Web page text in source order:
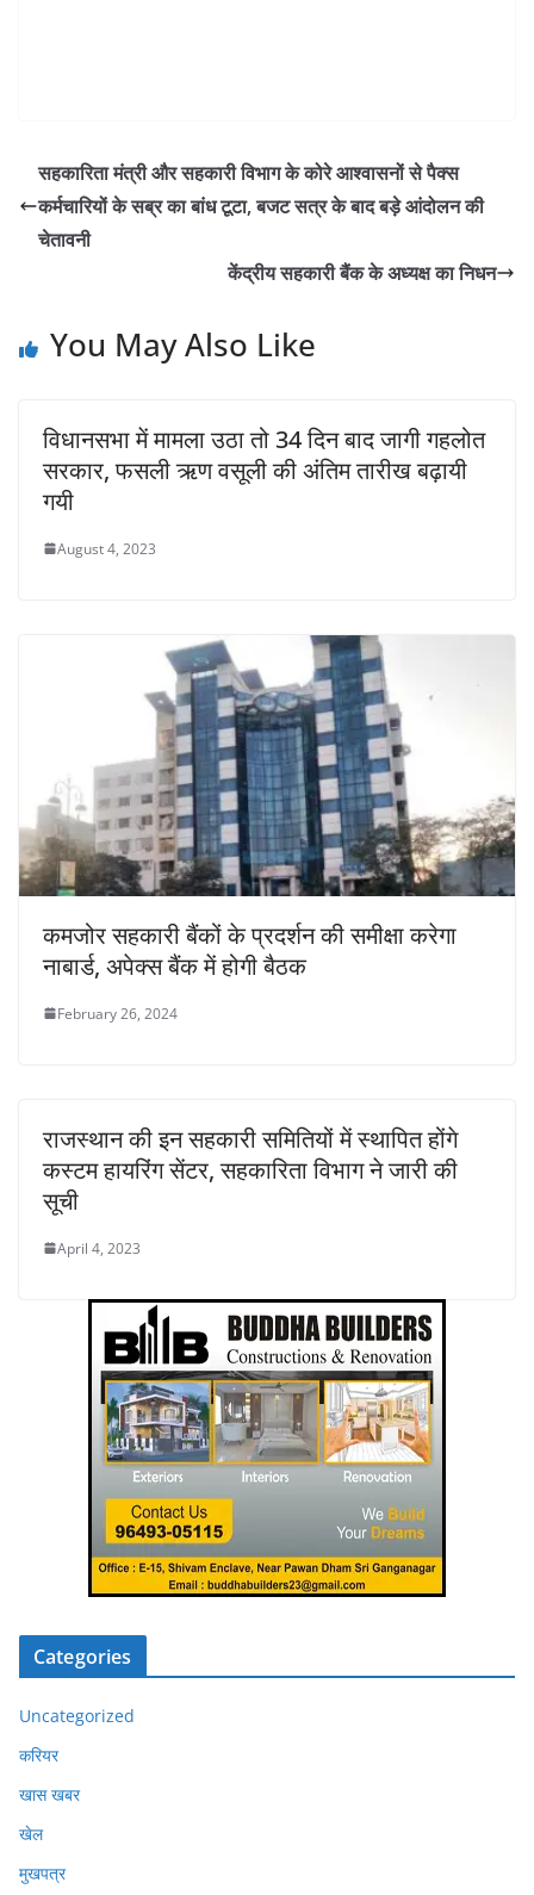
सहकारिता मंत्री और सहकारी विभाग के कोरे आश्वासनों से पैक्स
कर्मचारियों के सब्र का बांध टूटा, बजट सत्र के बाद बड़े आंदोलन की
चेतावनी
केंद्रीय सहकारी बैंक के अध्यक्ष का निधन
You May Also Like
विधानसभा में मामला उठा तो 34 दिन बाद जागी गहलोत
सरकार, फसली ऋण वसूली की अंतिम तारीख बढ़ायी
गयी
August 4, 2023
कमजोर सहकारी बैंकों के प्रदर्शन की समीक्षा करेगा
नाबार्ड, अपेक्स बैंक में होगी बैठक
February 26, 2024
राजस्थान की इन सहकारी समितियों में स्थापित होंगे
कस्टम हायरिंग सेंटर, सहकारिता विभाग ने जारी की
सूची
April 4, 2023
Categories
Uncategorized
करियर
खास खबर
खेल
मुखपत्र